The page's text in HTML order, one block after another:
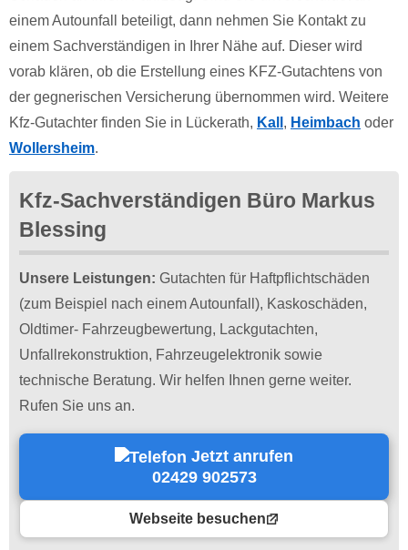
einem Autounfall beteiligt, dann nehmen Sie Kontakt zu
einem Sachverständigen in Ihrer Nähe auf. Dieser wird
vorab klären, ob die Erstellung eines KFZ-Gutachtens von
der gegnerischen Versicherung übernommen wird. Weitere
Kfz-Gutachter finden Sie in Lückerath, Kall , Heimbach oder
Wollersheim.
Kfz-Sachverständigen Büro Markus
Blessing
Unsere Leistungen: Gutachten für Haftpflichtschäden
(zum Beispiel nach einem Autounfall), Kaskoschäden,
Oldtimer- Fahrzeugbewertung, Lackgutachten,
Unfallrekonstruktion, Fahrzeugelektronik sowie
technische Beratung. Wir helfen Ihnen gerne weiter.
Rufen Sie uns an.
Jetzt anrufen
02429 902573
Webseite besuchen